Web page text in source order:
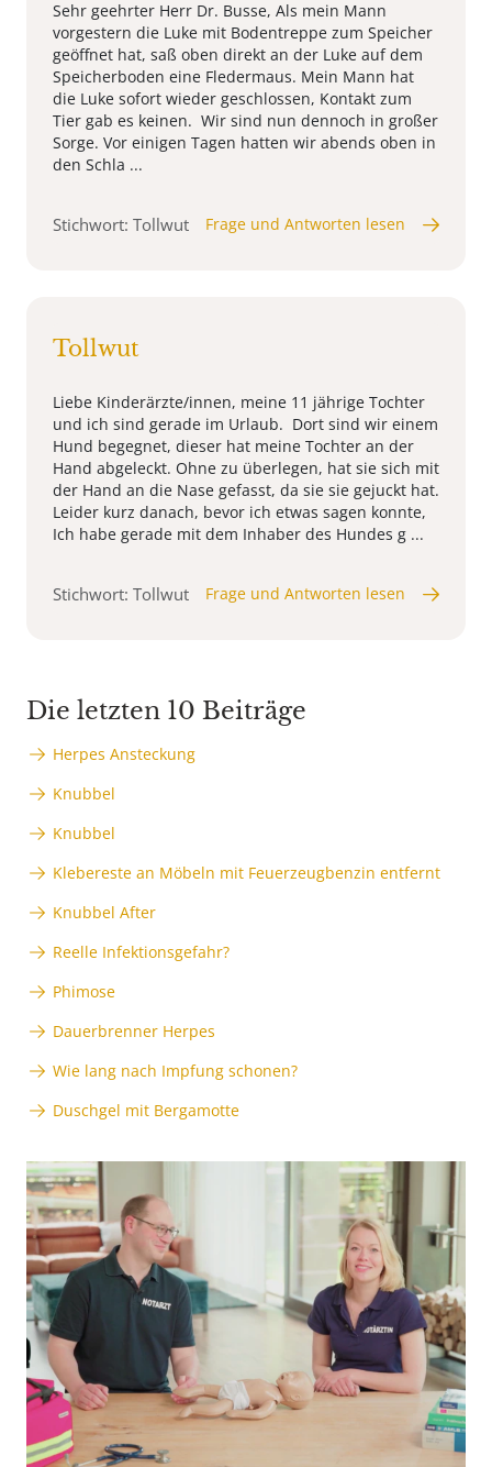
Sehr geehrter Herr Dr. Busse, Als mein Mann
vorgestern die Luke mit Bodentreppe zum Speicher
geöffnet hat, saß oben direkt an der Luke auf dem
Speicherboden eine Fledermaus. Mein Mann hat
die Luke sofort wieder geschlossen, Kontakt zum
Tier gab es keinen. Wir sind nun dennoch in großer
Sorge. Vor einigen Tagen hatten wir abends oben in
den Schla ...
Stichwort: Tollwut Frage und Antworten lesen
Tollwut
Liebe Kinderärzte/innen, meine 11 jährige Tochter
und ich sind gerade im Urlaub. Dort sind wir einem
Hund begegnet, dieser hat meine Tochter an der
Hand abgeleckt. Ohne zu überlegen, hat sie sich mit
der Hand an die Nase gefasst, da sie sie gejuckt hat.
Leider kurz danach, bevor ich etwas sagen konnte,
Ich habe gerade mit dem Inhaber des Hundes g ...
Stichwort: Tollwut Frage und Antworten lesen
Die letzten 10 Beiträge
Herpes Ansteckung
Knubbel
Knubbel
Klebereste an Möbeln mit Feuerzeugbenzin entfernt
Knubbel After
Reelle Infektionsgefahr?
Phimose
Dauerbrenner Herpes
Wie lang nach Impfung schonen?
Duschgel mit Bergamotte